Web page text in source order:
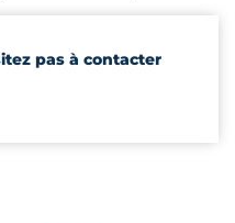
pas à contacter